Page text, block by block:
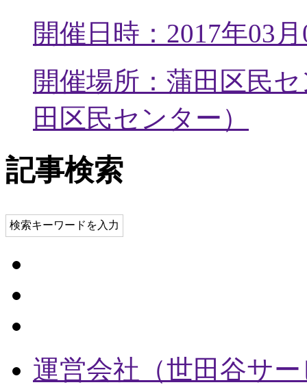
開催日時：2017年03
開催場所：蒲田区民
田区民センター ）
記事検索
検索キーワードを入力
運営会社（世田谷サ